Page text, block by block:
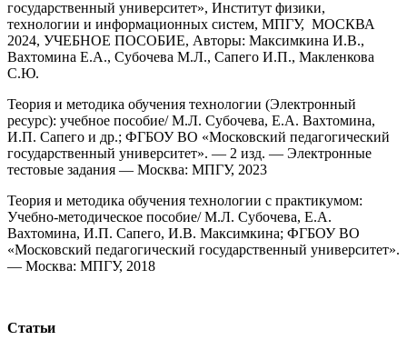
государственный университет», Институт физики,
технологии и информационных систем, МПГУ, МОСКВА
2024, УЧЕБНОЕ ПОСОБИЕ, Авторы: Максимкина И.В.,
Вахтомина Е.А., Субочева М.Л., Сапего И.П., Макленкова
С.Ю.
Теория и методика обучения технологии (Электронный
ресурс): учебное пособие/ М.Л. Субочева, Е.А. Вахтомина,
И.П. Сапего и др.; ФГБОУ ВО «Московский педагогический
государственный университет». — 2 изд. — Электронные
тестовые задания — Москва: МПГУ, 2023
Теория и методика обучения технологии с практикумом:
Учебно-методическое пособие/ М.Л. Субочева, Е.А.
Вахтомина, И.П. Сапего, И.В. Максимкина; ФГБОУ ВО
«Московский педагогический государственный университет».
— Москва: МПГУ, 2018
Статьи